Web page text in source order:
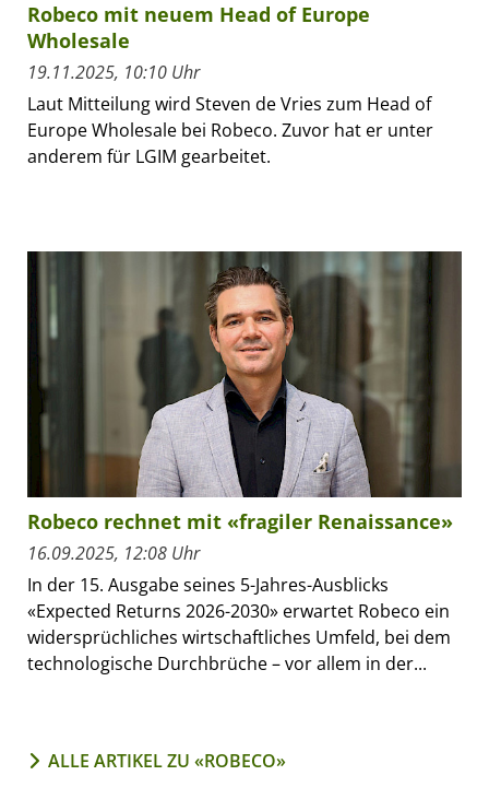
Robeco mit neuem Head of Europe
Wholesale
19.11.2025, 10:10 Uhr
Laut Mitteilung wird Steven de Vries zum Head of
Europe Wholesale bei Robeco. Zuvor hat er unter
anderem für LGIM gearbeitet.
Robeco rechnet mit «fragiler Renaissance»
16.09.2025, 12:08 Uhr
In der 15. Ausgabe seines 5-Jahres-Ausblicks
«Expected Returns 2026-2030» erwartet Robeco ein
widersprüchliches wirtschaftliches Umfeld, bei dem
technologische Durchbrüche – vor allem in der...
ALLE ARTIKEL ZU «ROBECO»